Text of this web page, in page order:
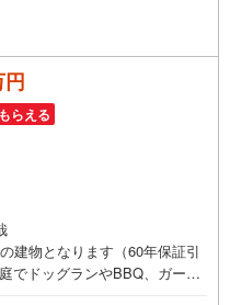
らえる
建物となります（60年保証引
でドッグランやBBQ、ガーデ